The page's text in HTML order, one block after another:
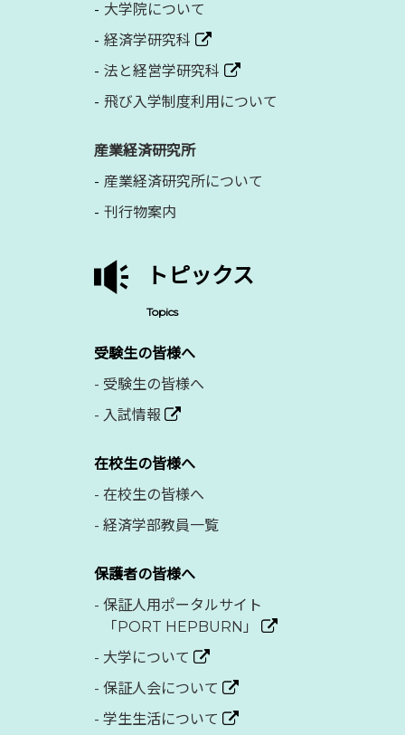
大学院について
経済学研究科
法と経営学研究科
飛び入学制度利用について
産業経済研究所
産業経済研究所について
刊行物案内
トピックス
Topics
受験生の皆様へ
- 受験生の皆様へ
- 入試情報
在校生の皆様へ
- 在校生の皆様へ
- 経済学部教員一覧
保護者の皆様へ
- 保証人用ポータルサイト
「PORT HEPBURN」
- 大学について
- 保証人会について
- 学生生活について